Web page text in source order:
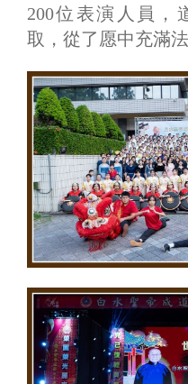
200位表演人員，
取，從了愿中充滿法